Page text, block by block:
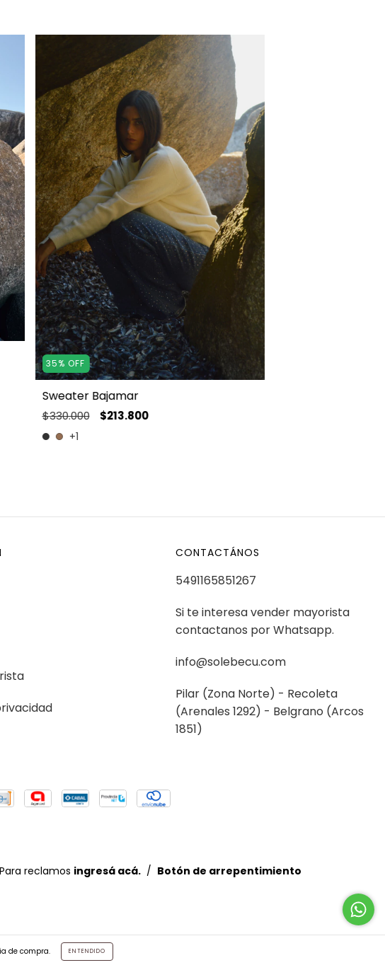
de compra. ENTENDIDO
35%OFF
Sweater Bajamar
$330.000 $213.800
+1
CONTACTÁNOS
5491165851267
Si te interesa vender mayorista
contactanos por Whatsapp.
info@solebecu.com
Pilar (Zona Norte) - Recoleta
(Arenales 1292) - Belgrano (Arcos
1851)
reclamos ingresá acá. / Botón de arrepentimiento